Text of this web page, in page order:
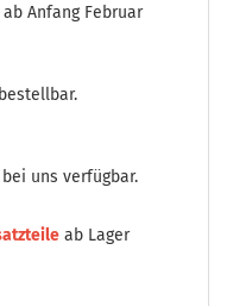
ab Anfang Februar
uns verfügbar.
ab Lager